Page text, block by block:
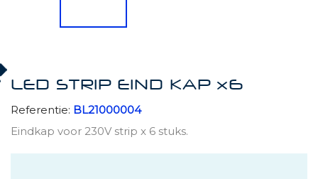
LED STRIP EIND KAP x6
Referentie: BL21000004
Eindkap voor 230V strip x 6 stuks.